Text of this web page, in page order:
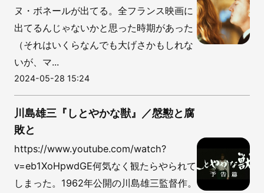
ヌ・ボネールが出てる。全フランス映画に
出てるんじゃないかと思った時期があった
（それはいくらなんでも大げさかもしれな
いが、マ...
2024-05-28 15:24
川島雄三『しとやかな獣』／慇懃と腐
敗と
https://www.youtube.com/watch?
v=eb1XoHpwdGE何気なく観たらやられて
しまった。1962年公開の川島雄三監督作。